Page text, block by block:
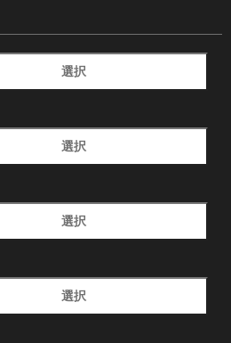
選択
選択
選択
選択